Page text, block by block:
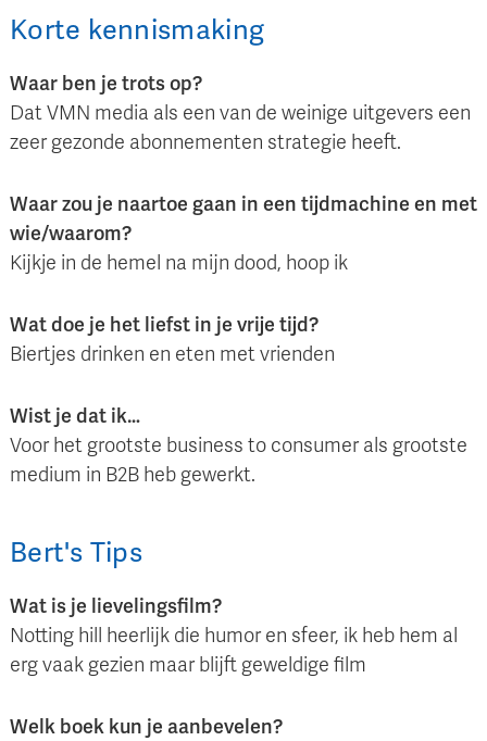
Korte kennismaking
Waar ben je trots op?
Dat VMN media als een van de weinige uitgevers een
zeer gezonde abonnementen strategie heeft.
Waar zou je naartoe gaan in een tijdmachine en met
wie/waarom?
Kijkje in de hemel na mijn dood, hoop ik
Wat doe je het liefst in je vrije tijd?
Biertjes drinken en eten met vrienden
Wist je dat ik…
Voor het grootste business to consumer als grootste
medium in B2B heb gewerkt.
Bert's Tips
Wat is je lievelingsfilm?
Notting hill heerlijk die humor en sfeer, ik heb hem al
erg vaak gezien maar blijft geweldige film
Welk boek kun je aanbevelen?